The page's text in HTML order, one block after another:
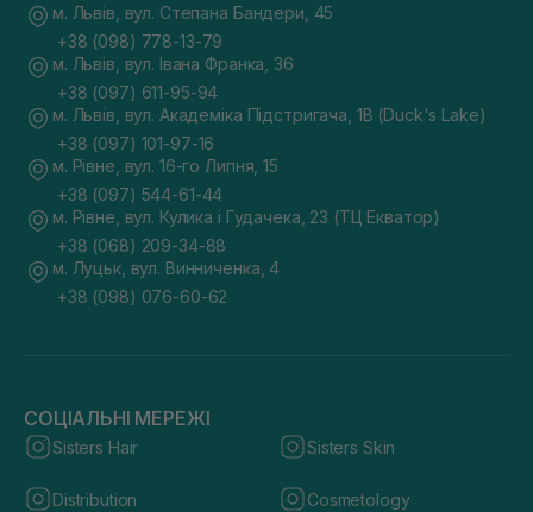
м. Львів, вул. Степана Бандери, 45
+38 (098) 778-13-79
м. Львів, вул. Івана Франка, 36
+38 (097) 611-95-94
м. Львів, вул. Академіка Підстригача, 1В (Duck's Lake)
+38 (097) 101-97-16
м. Рівне, вул. 16-го Липня, 15
+38 (097) 544-61-44
м. Рівне, вул. Кулика і Гудачека, 23 (ТЦ Екватор)
+38 (068) 209-34-88
м. Луцьк, вул. Винниченка, 4
+38 (098) 076-60-62
СОЦІАЛЬНІ МЕРЕЖІ
Sisters Hair Sisters Skin
Distribution Cosmetology